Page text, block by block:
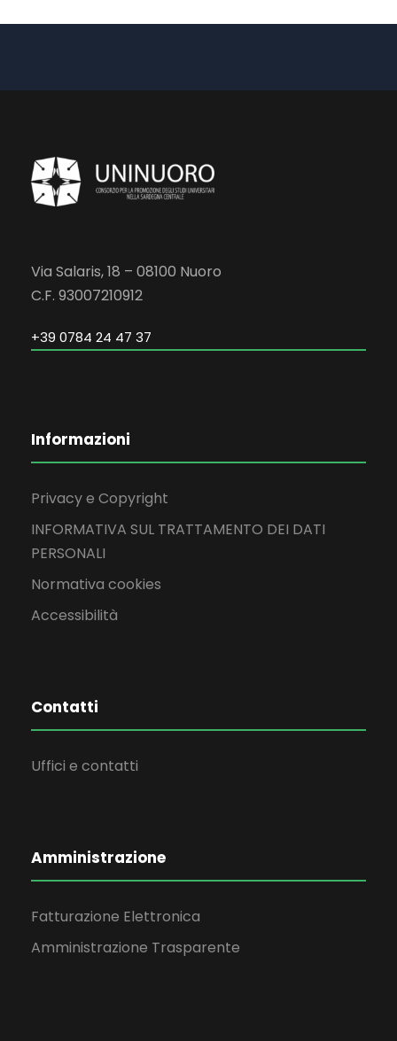
Via Salaris, 18 – 08100 Nuoro
C.F. 93007210912
+39 0784 24 47 37
Informazioni
Privacy e Copyright
INFORMATIVA SUL TRATTAMENTO DEI DATI
PERSONALI
Normativa cookies
Accessibilità
Contatti
Uffici e contatti
Amministrazione
Fatturazione Elettronica
Amministrazione Trasparente